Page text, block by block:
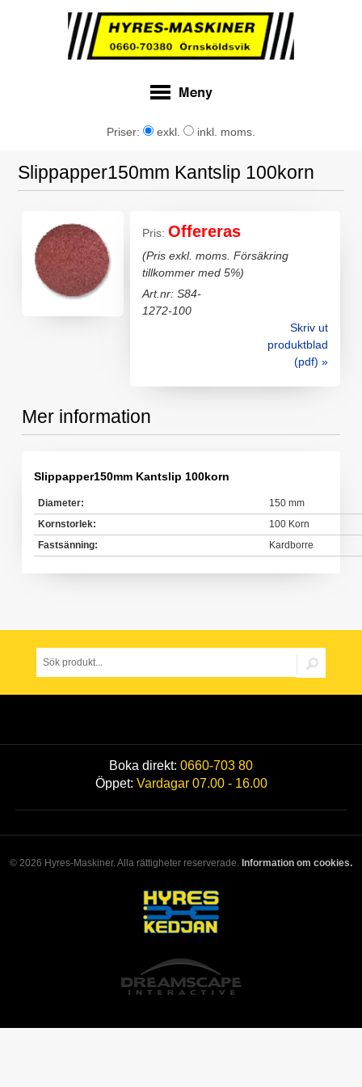
Priser: exkl. inkl. moms.
Slippapper150mm Kantslip 100korn
Pris:Offereras
(Pris exkl. moms. Försäkring
tillkommer med 5%)
Art.nr: S84-
1272-100
Skriv ut
produktblad
(pdf) »
Mer information
Slippapper150mm Kantslip 100korn
Diameter:
150 mm
Kornstorlek:
100 Korn
Fastsänning:
Kardborre
Boka direkt: 0660-703 80
Öppet: Vardagar 07.00 - 16.00
© 2026 Hyres-Maskiner. Alla rättigheter reserverade. Information om cookies.